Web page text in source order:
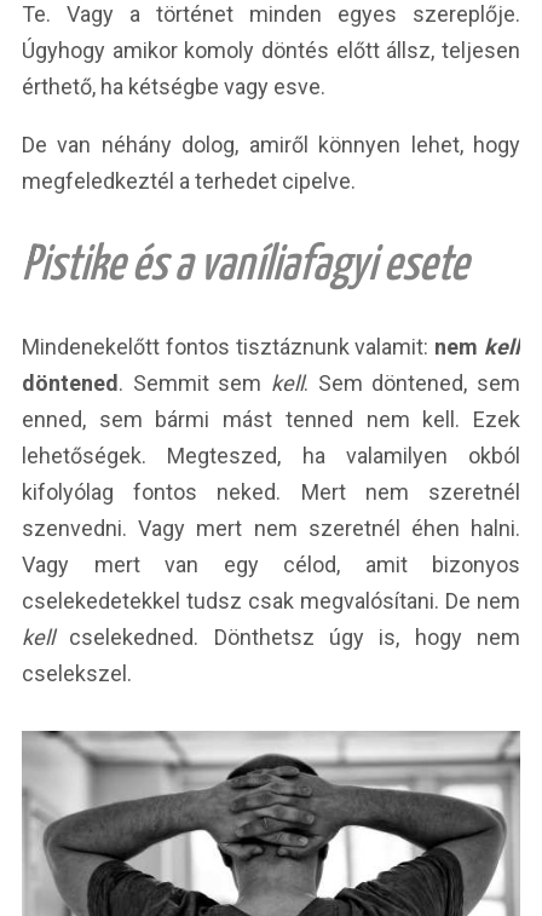
Te. Vagy a történet minden egyes szereplője.
Úgyhogy amikor komoly döntés előtt állsz, teljesen
érthető, ha kétségbe vagy esve.
De van néhány dolog, amiről könnyen lehet, hogy
megfeledkeztél a terhedet cipelve.
Pistike és a vaníliafagyi esete
Mindenekelőtt fontos tisztáznunk valamit: nem kell
döntened . Semmit sem kell. Sem döntened, sem
enned, sem bármi mást tenned nem kell. Ezek
lehetőségek. Megteszed, ha valamilyen okból
kifolyólag fontos neked. Mert nem szeretnél
szenvedni. Vagy mert nem szeretnél éhen halni.
Vagy mert van egy célod, amit bizonyos
cselekedetekkel tudsz csak megvalósítani. De nem
kellcselekedned. Dönthetsz úgy is, hogy nem
cselekszel.